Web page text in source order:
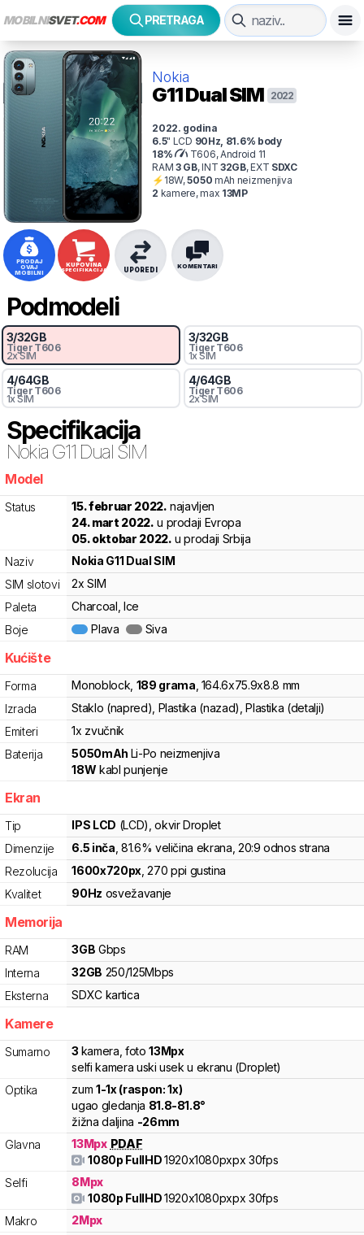
MOBILNISVET.COM PRETRAGA
Nokia
G11Dual SIM 2022
2022. godina
6.5" LCD 90Hz 81.6% body
18%
T606, Android 11
RAM 3GB,INT 32GB,EXT SDXC
⚡ 18W,5050 mAh neizmenjiva
2 kamere, max 13MP
PRODAJ
OVAJ
MOBILNI
KUPOVINA
SPECIFIKACIJA KOMENTARI
UPOREDI
Podmodeli
3/32GB
Tiger T606
2x SIM
3/32GB
Tiger T606
1x SIM
4/64GB
Tiger T606
1x SIM
4/64GB
Tiger T606
2x SIM
Specifikacija
Nokia G11 Dual SIM
Model
Status 15. februar 2022. najavljen
24. mart 2022. u prodaji Evropa
05. oktobar 2022. u prodaji Srbija
Naziv
Nokia G11 Dual SIM
SIM slotovi
2x SIM
Paleta
Charcoal, Ice
Boje
Plava Siva
Kućište
Forma Monoblock 189 grama 164.6x75.9x8.8 mm
Izrada
Staklo (napred), Plastika (nazad), Plastika (detalji)
Emiteri
1x zvučnik
Baterija
5050mAh Li-Po neizmenjiva
18W kabl punjenje
Ekran
Tip IPS LCD (LCD) , okvir Droplet
Dimenzije
6.5 inča , 81.6% veličina ekrana , 20:9 odnos strana
Rezolucija
1600x720px ,270 ppi gustina
Kvalitet
90Hz osvežavanje
Memorija
RAM 3GB Gbps
Interna
32GB 250/125Mbps
Eksterna
SDXC kartica
Kamere
Sumarno 3 kamera foto13Mpx
selfi kamera uski usek u ekranu (Droplet)
Optika
zum1-1x (raspon:1x)
ugao gledanja 81.8-81.8°
žižna daljina -26mm
Glavna
13Mpx PDAF
1080p FullHD1920x1080pxpx30fps
Selfi
8Mpx
1080p FullHD1920x1080pxpx30fps
Makro
2Mpx